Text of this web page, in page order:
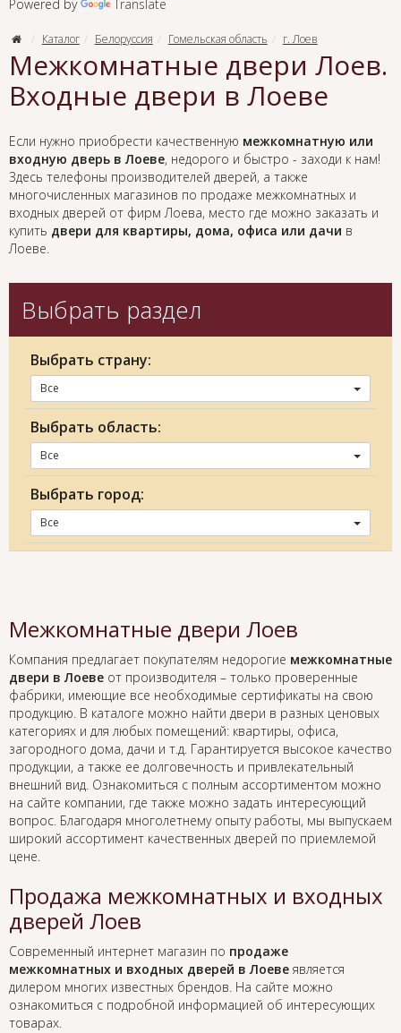
Powered by Translate
Каталог Белоруссия Гомельская область г. Лоев
Межкомнатные двери Лоев.
Входные двери в Лоеве
Если нужно приобрести качественную межкомнатную или
входную дверь в Лоеве, недорого и быстро - заходи к нам!
Здесь телефоны производителей дверей, а также
многочисленных магазинов по продаже межкомнатных и
входных дверей от фирм Лоева, место где можно заказать и
купить двери для квартиры, дома, офиса или дачи в
Лоеве.
Выбрать раздел
Выбрать страну:
Все
Выбрать область:
Все
Выбрать город:
Все
Межкомнатные двери Лоев
Компания предлагает покупателям недорогие межкомнатные
двери в Лоеве от производителя – только проверенные
фабрики, имеющие все необходимые сертификаты на свою
продукцию. В каталоге можно найти двери в разных ценовых
категориях и для любых помещений: квартиры, офиса,
загородного дома, дачи и т.д. Гарантируется высокое качество
продукции, а также ее долговечность и привлекательный
внешний вид. Ознакомиться с полным ассортиментом можно
на сайте компании, где также можно задать интересующий
вопрос. Благодаря многолетнему опыту работы, мы выпускаем
широкий ассортимент качественных дверей по приемлемой
цене.
Продажа межкомнатных и входных
дверей Лоев
Современный интернет магазин по продаже
межкомнатных и входных дверей в Лоеве является
дилером многих известных брендов. На сайте можно
ознакомиться с подробной информацией об интересующих
товарах.